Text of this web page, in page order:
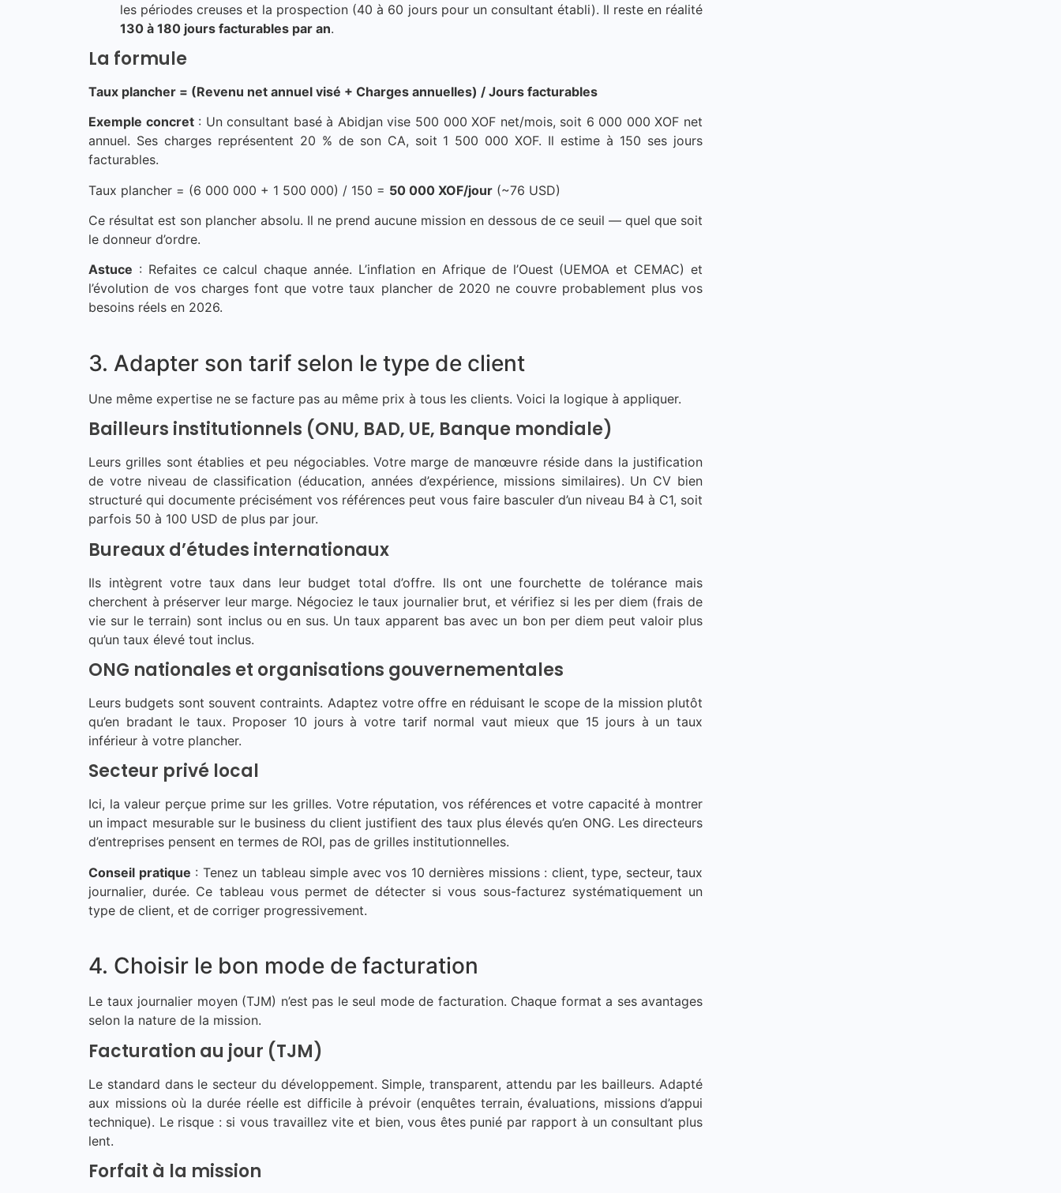
les périodes creuses et la prospection (40 à 60 jours pour un consultant établi). Il reste en réalité
130 à 180 jours facturables par an.
La formule
Taux plancher = (Revenu net annuel visé + Charges annuelles) / Jours facturables
Exemple concret: Un consultant basé à Abidjan vise 500 000 XOF net/mois, soit 6 000 000 XOF net
annuel. Ses charges représentent 20 % de son CA, soit 1 500 000 XOF. Il estime à 150 ses jours
facturables.
Taux plancher = (6 000 000 + 1 500 000) / 150 = 50 000 XOF/jour (~76 USD)
Ce résultat est son plancher absolu. Il ne prend aucune mission en dessous de ce seuil — quel que soit
le donneur d’ordre.
Astuce : Refaites ce calcul chaque année. L’inflation en Afrique de l’Ouest (UEMOA et CEMAC) et
l’évolution de vos charges font que votre taux plancher de 2020 ne couvre probablement plus vos
besoins réels en 2026.
3. Adapter son tarif selon le type de client
Une même expertise ne se facture pas au même prix à tous les clients. Voici la logique à appliquer.
Bailleurs institutionnels (ONU, BAD, UE, Banque mondiale)
Leurs grilles sont établies et peu négociables. Votre marge de manœuvre réside dans la justification
de votre niveau de classification (éducation, années d’expérience, missions similaires). Un CV bien
structuré qui documente précisément vos références peut vous faire basculer d’un niveau B4 à C1, soit
parfois 50 à 100 USD de plus par jour.
Bureaux d’études internationaux
Ils intègrent votre taux dans leur budget total d’offre. Ils ont une fourchette de tolérance mais
cherchent à préserver leur marge. Négociez le taux journalier brut, et vérifiez si les per diem (frais de
vie sur le terrain) sont inclus ou en sus. Un taux apparent bas avec un bon per diem peut valoir plus
qu’un taux élevé tout inclus.
ONG nationales et organisations gouvernementales
Leurs budgets sont souvent contraints. Adaptez votre offre en réduisant le scope de la mission plutôt
qu’en bradant le taux. Proposer 10 jours à votre tarif normal vaut mieux que 15 jours à un taux
inférieur à votre plancher.
Secteur privé local
Ici, la valeur perçue prime sur les grilles. Votre réputation, vos références et votre capacité à montrer
un impact mesurable sur le business du client justifient des taux plus élevés qu’en ONG. Les directeurs
d’entreprises pensent en termes de ROI, pas de grilles institutionnelles.
Conseil pratique : Tenez un tableau simple avec vos 10 dernières missions : client, type, secteur, taux
journalier, durée. Ce tableau vous permet de détecter si vous sous-facturez systématiquement un
type de client, et de corriger progressivement.
4. Choisir le bon mode de facturation
Le taux journalier moyen (TJM) n’est pas le seul mode de facturation. Chaque format a ses avantages
selon la nature de la mission.
Facturation au jour (TJM)
Le standard dans le secteur du développement. Simple, transparent, attendu par les bailleurs. Adapté
aux missions où la durée réelle est difficile à prévoir (enquêtes terrain, évaluations, missions d’appui
technique). Le risque : si vous travaillez vite et bien, vous êtes punié par rapport à un consultant plus
lent.
Forfait à la mission